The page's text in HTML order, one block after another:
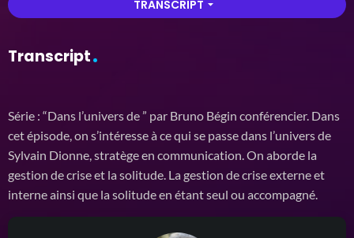
TRANSCRIPT arrow_drop_down
Transcript
Série : “Dans l’univers de ” par Bruno Bégin conférencier. Dans
cet épisode, on s’intéresse à ce qui se passe dans l’univers de
Sylvain Dionne, stratège en communication. On aborde la
gestion de crise et la solitude. La gestion de crise externe et
interne ainsi que la solitude en étant seul ou accompagné.